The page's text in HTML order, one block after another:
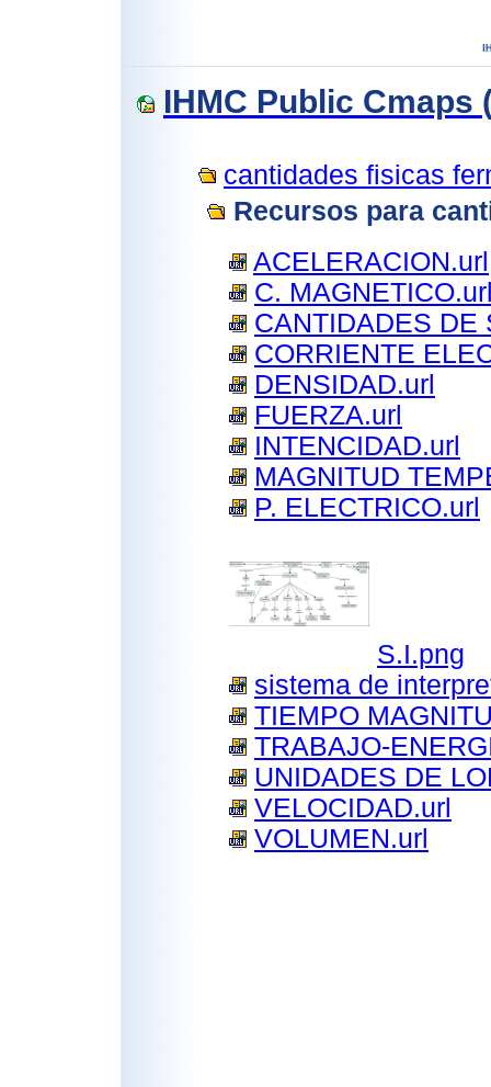
IHMC Public Cmaps
cantidades fisicas
Recursos para
ACELERACION.url
C.
CANTIDADES DE
CORRIENTE
DENSIDAD.url
FUERZA.url
INTENCIDAD.url
MAGNITUD
P. ELECTRICO.url
S.I.png
sistema de
TIEMPO
TRABAJO-
UNIDADES DE
VELOCIDAD.url
VOLUMEN.url